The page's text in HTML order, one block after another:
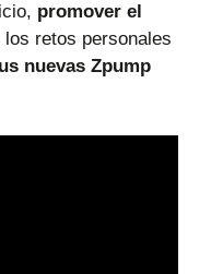
promover el
los retos personales
nuevas Zpump